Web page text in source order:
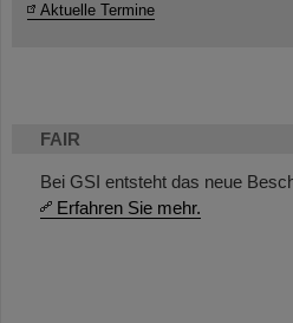
FAIR
Bei GSI entsteht das neue
Erfahren Sie mehr.
Aktuelle Termine